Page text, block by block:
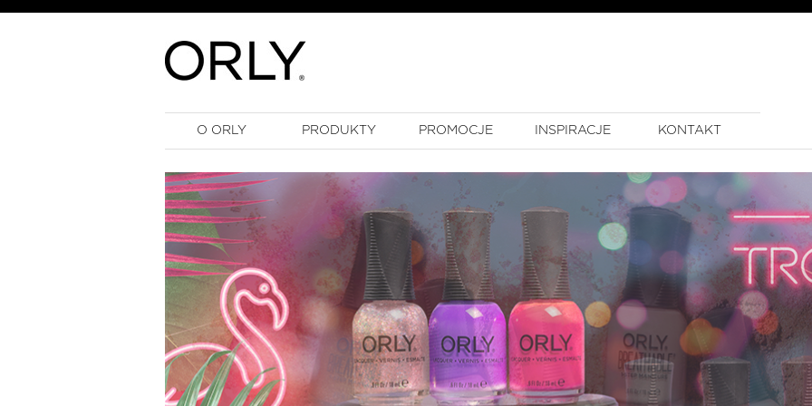
O ORLY PRODUKTY PROMOCJE INSPIRACJE KONTAKT